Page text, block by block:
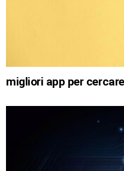
migliori app per